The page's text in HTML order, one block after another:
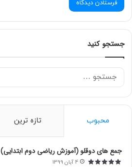
جستجو کنید
محبوب تازه ترین
جمع های دوقلو (آموزش ریاضی دوم ابتدایی)
4 آبان 1399